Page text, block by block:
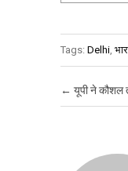
Tags: Delhi
Post
← यूपी ने कौशल